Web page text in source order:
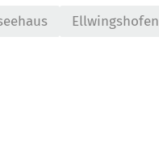
Ellwingshofen